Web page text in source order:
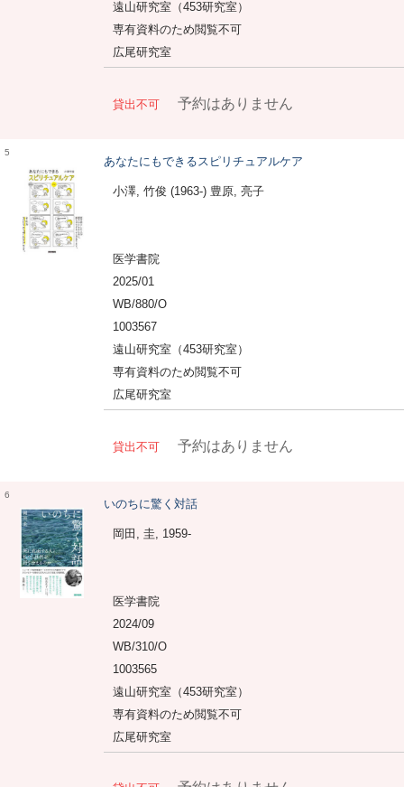
遠山研究室（453研究室）
専有資料のため閲覧不可
広尾研究室
貸出不可 予約はありません
5
あなたにもできるスピリチュアルケア
小澤, 竹俊 (1963-) 豊原, 亮子
医学書院
2025/01
WB/880/O
1003567
遠山研究室（453研究室）
専有資料のため閲覧不可
広尾研究室
貸出不可 予約はありません
6
いのちに驚く対話
岡田, 圭, 1959-
医学書院
2024/09
WB/310/O
1003565
遠山研究室（453研究室）
専有資料のため閲覧不可
広尾研究室